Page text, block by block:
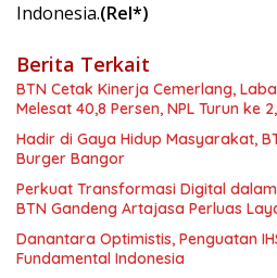
Indonesia.(Rel*)
Berita Terkait
BTN Cetak Kinerja Cemerlang,
Melesat 40,8 Persen, NPL Turun ke
Hadir di Gaya Hidup Masyarakat,
Burger Bangor
Perkuat Transformasi Digital
BTN Gandeng Artajasa Perluas
Danantara Optimistis, Penguatan
Fundamental Indonesia